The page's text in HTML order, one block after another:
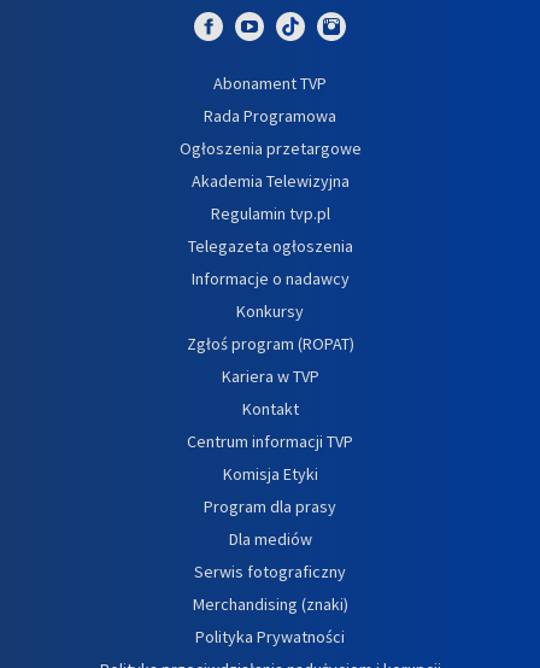
Abonament TVP
Rada Programowa
Ogłoszenia przetargowe
Akademia Telewizyjna
Regulamin tvp.pl
Telegazeta ogłoszenia
Informacje o nadawcy
Konkursy
Zgłoś program (ROPAT)
Kariera w TVP
Kontakt
Centrum informacji TVP
Komisja Etyki
Program dla prasy
Dla mediów
Serwis fotograficzny
Merchandising (znaki)
Polityka Prywatności